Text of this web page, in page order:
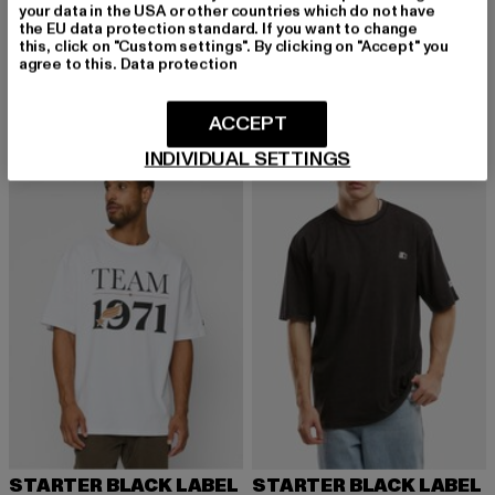
Essential Jersey
10,99 EUR
Derzeitiger Preis: 10,99 EUR
19,99 EURAktionspreis: 19,99 EUR
STARTER BLACK LABEL
Ladies Essential Jersey
12,99 EUR
Derzeitiger Preis: 12,99 EUR
19,99 EUR Aktionspreis:
STARTER BLACK LABEL
-12%
STARTER BLACK LABEL
your data in the USA or other countries which do not have
the EU data protection standard. If you want to change
this, click on "Custom settings". By clicking on "Accept" you
agree to this. Data protection
INDIVIDUAL SETTINGS
ACCEPT